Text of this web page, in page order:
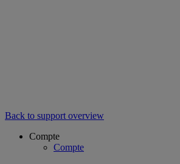
Back to support overview
Compte
Compte